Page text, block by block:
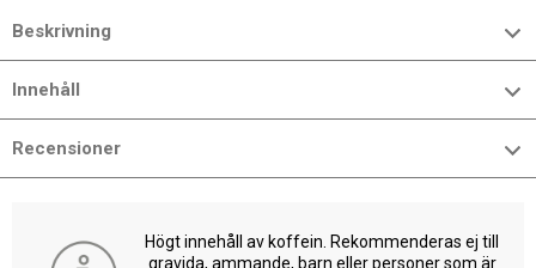
Beskrivning
Innehåll
Recensioner
Högt innehåll av koffein. Rekommenderas ej till
gravida, ammande, barn eller personer som är